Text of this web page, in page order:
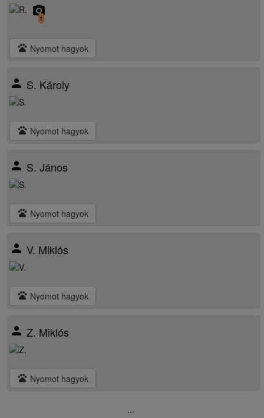
camera_alt
1
pets Nyomot hagyok
person S. Károly
pets Nyomot hagyok
person S. János
pets Nyomot hagyok
person V. Miklós
pets Nyomot hagyok
person Z. Miklós
pets Nyomot hagyok
...